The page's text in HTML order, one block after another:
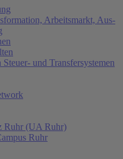
Arbeitsmarkt, Aus-
und Transfersystemen
Ruhr (UA Ruhr)
Ruhr